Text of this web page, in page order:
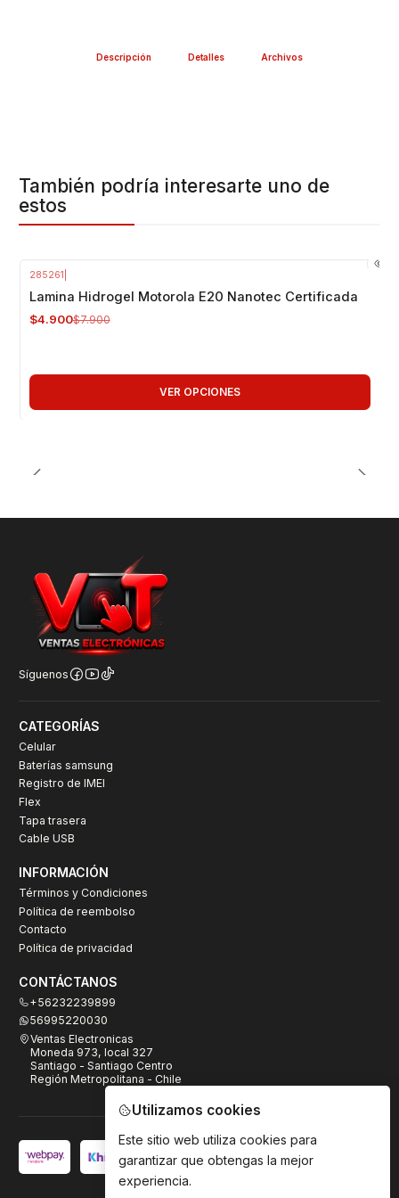
Respaldo VENTAS ELECTRONICAS
Gran variedad y repuestos para tu smartphone
Descripción Detalles Archivos
También podría interesarte uno de
estos
285261
Lamina Hidrogel Motorola E20 Nanotec Certificada
$4.900$7.900
VER OPCIONES
Síguenos
CATEGORÍAS
Celular
Baterías samsung
Registro de IMEI
Flex
Tapa trasera
Cable USB
INFORMACIÓN
Términos y Condiciones
Política de reembolso
Contacto
Política de privacidad
CONTÁCTANOS
+56232239899
56995220030
Ventas Electronicas
Moneda 973, local 327
Santiago - Santiago Centro
Región Metropolitana - Chile
Utilizamos cookies
Este sitio web utiliza cookies para
garantizar que obtengas la mejor
experiencia.